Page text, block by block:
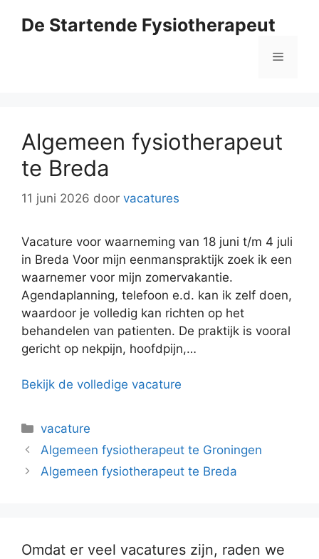
De Startende Fysiotherapeut
Menu
Algemeen fysiotherapeut
te Breda
11 juni 2026 door vacatures
Vacature voor waarneming van 18 juni t/m 4 juli
in Breda Voor mijn eenmanspraktijk zoek ik een
waarnemer voor mijn zomervakantie.
Agendaplanning, telefoon e.d. kan ik zelf doen,
waardoor je volledig kan richten op het
behandelen van patienten. De praktijk is vooral
gericht op nekpijn, hoofdpijn,…
Bekijk de volledige vacature
Categorieën
vacature
Algemeen fysiotherapeut te Groningen
Algemeen fysiotherapeut te Breda
Omdat er veel vacatures zijn, raden we